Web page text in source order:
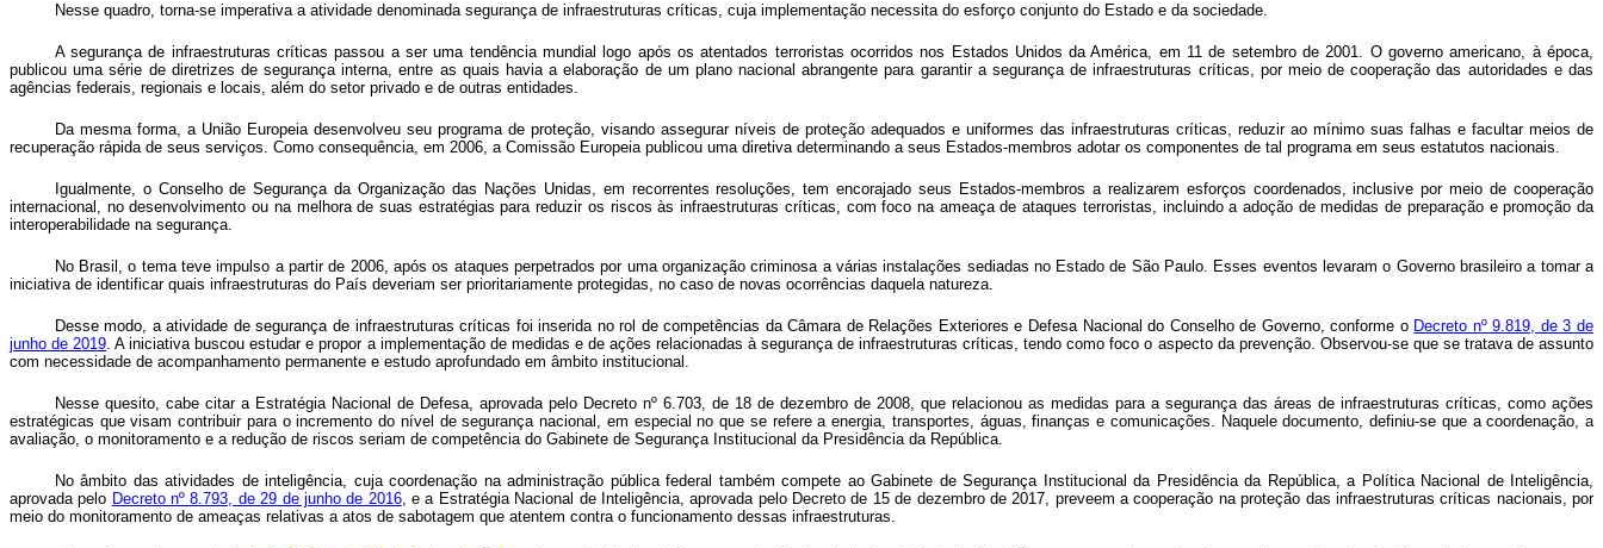
Nesse quadro, torna-se imperativa a atividade denominada segurança de infraestruturas críticas, cuja implementação necessita do esforço conjunto do Estado e da sociedade.
A segurança de infraestruturas críticas passou a ser uma tendência mundial logo após os atentados terroristas ocorridos nos Estados Unidos da América, em 11 de setembro de 2001. O governo americano, à época,
publicou uma série de diretrizes de segurança interna, entre as quais havia a elaboração de um plano nacional abrangente para garantir a segurança de infraestruturas críticas, por meio de cooperação das autoridades e das
agências federais, regionais e locais, além do setor privado e de outras entidades.
Da mesma forma, a União Europeia desenvolveu seu programa de proteção, visando assegurar níveis de proteção adequados e uniformes das infraestruturas críticas, reduzir ao mínimo suas falhas e facultar meios de
recuperação rápida de seus serviços. Como consequência, em 2006, a Comissão Europeia publicou uma diretiva determinando a seus Estados-membros adotar os componentes de tal programa em seus estatutos nacionais.
Igualmente, o Conselho de Segurança da Organização das Nações Unidas, em recorrentes resoluções, tem encorajado seus Estados-membros a realizarem esforços coordenados, inclusive por meio de cooperação
internacional, no desenvolvimento ou na melhora de suas estratégias para reduzir os riscos às infraestruturas críticas, com foco na ameaça de ataques terroristas, incluindo a adoção de medidas de preparação e promoção da
interoperabilidade na segurança.
No Brasil, o tema teve impulso a partir de 2006, após os ataques perpetrados por uma organização criminosa a várias instalações sediadas no Estado de São Paulo. Esses eventos levaram o Governo brasileiro a tomar a
iniciativa de identificar quais infraestruturas do País deveriam ser prioritariamente protegidas, no caso de novas ocorrências daquela natureza.
Desse modo, a atividade de segurança de infraestruturas críticas foi inserida no rol de competências da Câmara de Relações Exteriores e Defesa Nacional do Conselho de Governo, conforme o Decreto nº 9.819, de 3 de
junho de 2019. A iniciativa buscou estudar e propor a implementação de medidas e de ações relacionadas à segurança de infraestruturas críticas, tendo como foco o aspecto da prevenção. Observou-se que se tratava de assunto
com necessidade de acompanhamento permanente e estudo aprofundado em âmbito institucional.
Nesse quesito, cabe citar a Estratégia Nacional de Defesa, aprovada pelo Decreto nº 6.703, de 18 de dezembro de 2008, que relacionou as medidas para a segurança das áreas de infraestruturas críticas, como ações
estratégicas que visam contribuir para o incremento do nível de segurança nacional, em especial no que se refere a energia, transportes, águas, finanças e comunicações. Naquele documento, definiu-se que a coordenação, a
avaliação, o monitoramento e a redução de riscos seriam de competência do Gabinete de Segurança Institucional da Presidência da República.
No âmbito das atividades de inteligência, cuja coordenação na administração pública federal também compete ao Gabinete de Segurança Institucional da Presidência da República, a Política Nacional de Inteligência,
aprovada pelo Decreto nº 8.793, de 29 de junho de 2016, e a Estratégia Nacional de Inteligência, aprovada pelo Decreto de 15 de dezembro de 2017, preveem a cooperação na proteção das infraestruturas críticas nacionais, por
meio do monitoramento de ameaças relativas a atos de sabotagem que atentem contra o funcionamento dessas infraestruturas.